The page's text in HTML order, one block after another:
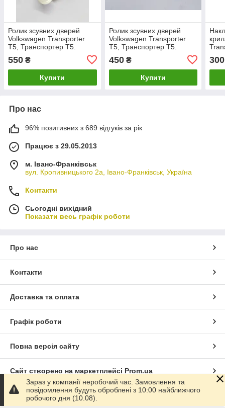
Ролик зсувних дверей
Volkswagen Transporter
T5, Транспортер Т5.
7H0843398.
550 ₴
Купити
Ролик зсувних дверей
Volkswagen Transporter
T5, Транспортер Т5.
450₴
Купити
300
Про нас
96% позитивних з 689 відгуків за рік
Працює з 29.05.2013
м. Івано-Франківськ
вул. Кропивницького 2а, Івано-Франківськ, Україна
Контакти
Сьогодні вихідний
Показати весь графік роботи
Про нас
Контакти
Доставка та оплата
Графік роботи
Повна версія сайту
Сайт створено на маркетплейсі Prom.ua
Політика конфіденційності
Зараз у компанії неробочий час. Замовлення та
повідомлення будуть оброблені з 10:00 найближчого
робочого дня (10.08).